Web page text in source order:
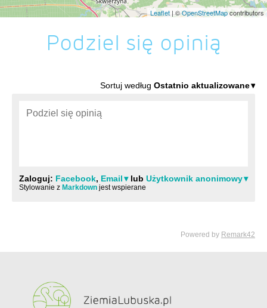
Leaflet | ©OpenStreetMapcontributors
Podziel się opinią